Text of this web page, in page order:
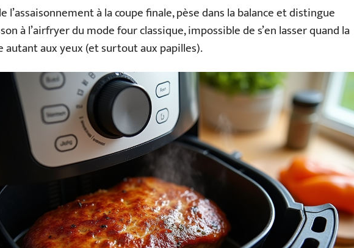
l’assaisonnement à la coupe finale, pèse dans la balance et distingue
à l’airfryer du mode four classique, impossible de s’en lasser quand la
autant aux yeux (et surtout aux papilles).